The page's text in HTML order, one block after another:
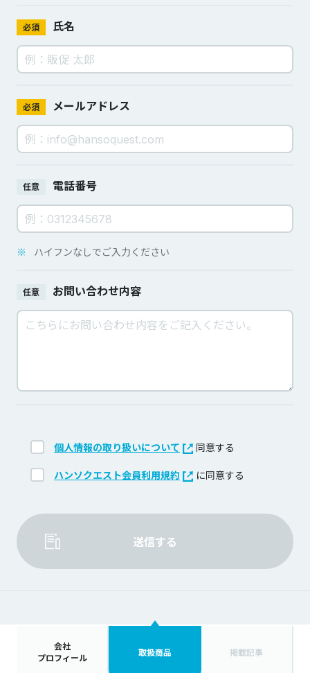
必須 氏名
必須 メールアドレス
任意 電話番号
※ ハイフンなしでご入力ください
任意 お問い合わせ内容
個人情報の取り扱いについて 同意する
ハンソクエスト会員利用規約 に同意する
送信する
会社
プロフィール
取扱商品 掲載記事